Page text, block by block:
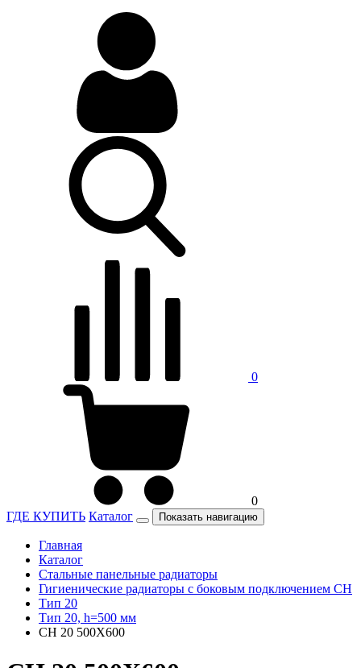
0
0
ГДЕ КУПИТЬ Каталог Показать навигацию
Главная
Каталог
Стальные панельные радиаторы
Гигиенические радиаторы c боковым подключением CH
Тип 20
Тип 20, h=500 мм
CH 20 500X600